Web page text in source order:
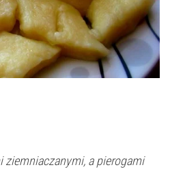
ziemniaczanymi, a pierogami